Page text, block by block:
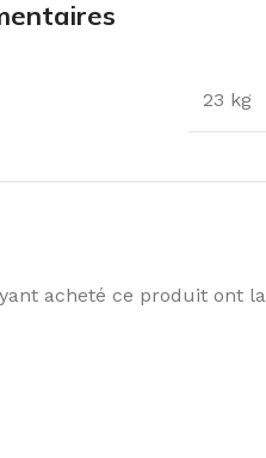
23 kg
acheté ce produit ont la